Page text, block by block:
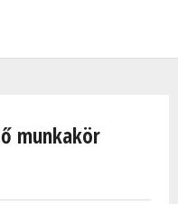
munkakör